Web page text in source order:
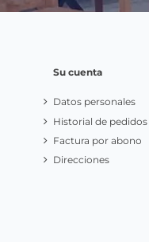
Su cuenta
Datos personales
Historial de pedidos
Factura por abono
Direcciones